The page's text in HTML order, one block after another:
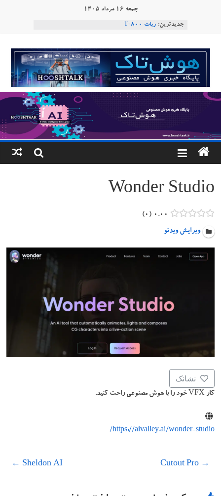
جمعه ۱۶ مرداد ۱۴۰۵
جدیدترین: ربات T‑800
دستاورد تازه ایلان ماسک؛ هوش مصنوعی با لهجه
طبیعی فارسی
ربات «Aru» محصول شرکت فرانسوی Nio
Robotics
هوشتاک
پایگاه
خبری
هوش
مصنوعی
www.hooshtaak.ir
Wonder Studio
۰.۰۰ ۰
ویرایش ویدئو
نشانک
کار VFX خود را با هوش مصنوعی راحت کنید.
https://aivalley.ai/wonder-studio/
→
Cutout Pro
Sheldon AI
←